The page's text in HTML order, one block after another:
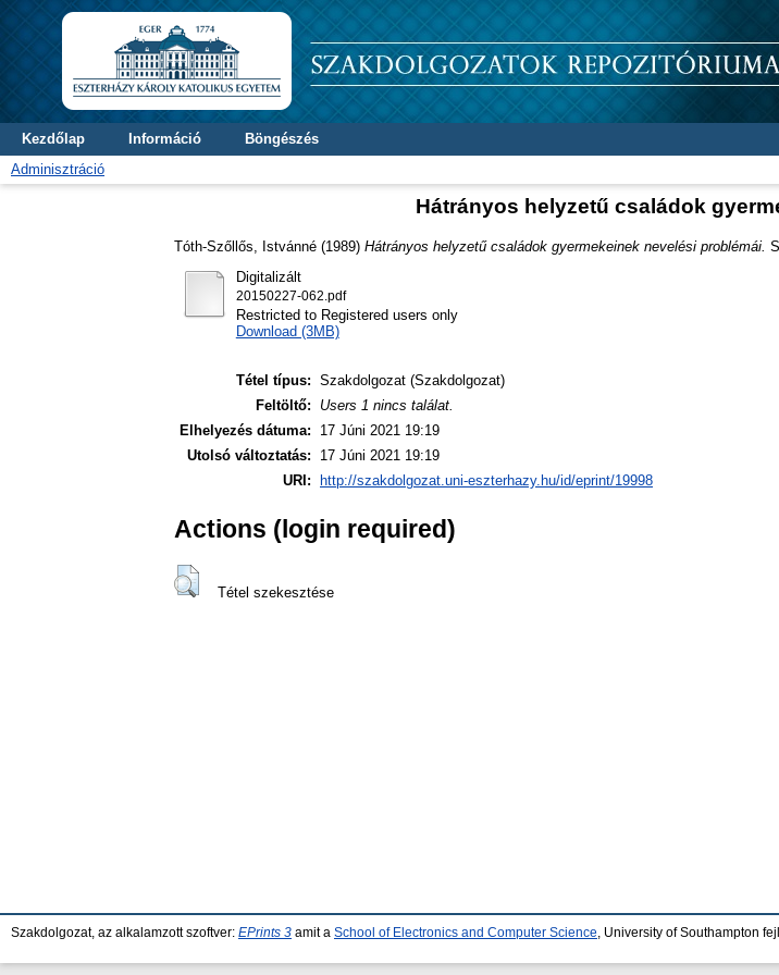
Kezdőlap Információ
Böngészés
Adminisztráció
Hátrányos helyzetű családok
Tóth-Szőllős, Istvánné (1989) Hátrányos helyzetű családok gyermekeinek nevelési problémái.
Digitalizált
20150227-062.pdf
Restricted to Registered users only
Download (3MB)
Tétel típus: Szakdolgozat (Szakdolgozat)
Feltöltő:
Users 1 nincs találat.
Elhelyezés dátuma:
17 Júni 2021 19:19
Utolsó változtatás:
17 Júni 2021 19:19
URI:
http://szakdolgozat.uni-eszterhazy.hu/id/eprint/19998
Actions (login required)
Tétel szekesztése
Szakdolgozat, az alkalamzott szoftver: EPrints 3 amit a School of Electronics and Computer Science , University of Southampton